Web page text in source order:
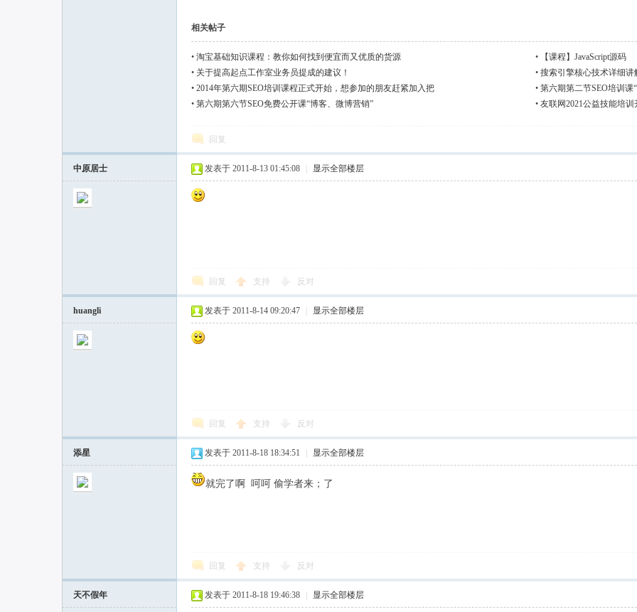
相关帖子
• 淘宝基础知识课程：教你如何找到便宜而又优质的货源 •
【课程】JavaScript源码
• 关于提高起点工作室业务员提成的建议！ • 搜索引擎核心技术详细讲
• 2014年第六期SEO培训课程正式开始，想参加的朋友赶紧加入把 • 第六期第二节SEO培训课
• 第六期第六节SEO免费公开课“博客、微博营销” • 友联网2021公益技能培训
回复
中原居士 发表于 2011-8-13 01:45:08 显示全部楼层
回复 支持 反对
huangli 发表于 2011-8-14 09:20:47 显示全部楼层
回复 支持 反对
添星 发表于 2011-8-18 18:34:51 显示全部楼层
就完了啊 呵呵 偷学者来；了
回复 支持 反对
天不假年 发表于 2011-8-18 19:46:38 显示全部楼层